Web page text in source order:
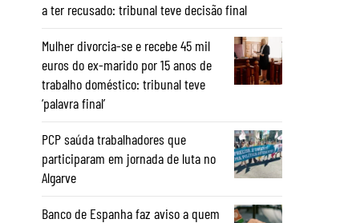
a ter recusado: tribunal teve decisão final
Mulher divorcia-se e recebe 45 mil
euros do ex-marido por 15 anos de
trabalho doméstico: tribunal teve
‘palavra final’
PCP saúda trabalhadores que
participaram em jornada de luta no
Algarve
Banco de Espanha faz aviso a quem